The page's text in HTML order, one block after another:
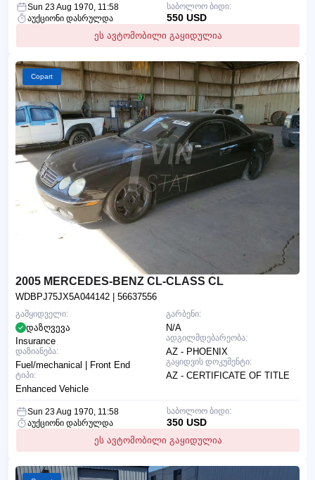
Sun 23 Aug 1970, 11:58
აუქციონი დასრულდა
ეს ავტომობილი გაყიდულია
საბოლოო ბიდი:
550 USD
Copart
2005 MERCEDES-BENZ CL-CLASS CL
WDBPJ75JX5A044142 | 56637556
გარბენი:
N/A
ადგილმდებარეობა:
AZ - PHOENIX
გაყიდვის დოკუმენტი:
AZ - CERTIFICATE OF TITLE
გამყიდველი:
დაზღვევა
Insurance
დაზიანება:
Fuel/mechanical | Front End
ტიპი:
Enhanced Vehicle
Sun 23 Aug 1970, 11:58
აუქციონი დასრულდა
ეს ავტომობილი გაყიდულია
საბოლოო ბიდი:
350 USD